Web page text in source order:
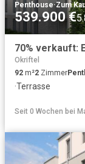
Penthouse·Zum
539.900 €
Okriftel
92 m²2 Zimmer
·Terrasse
Seit 0 Wochen bei